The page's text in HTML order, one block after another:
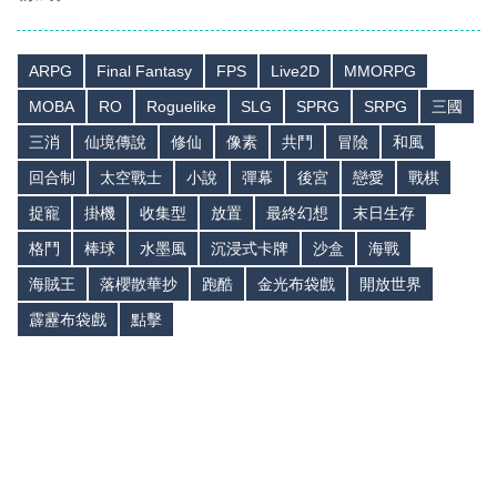
ARPG Final Fantasy FPS Live2D
MMORPG
MOBA
RO Roguelike SLG SPRG SRPG
三國
三消
仙境傳說 修仙 像素 共鬥 冒險
和風
回合制
太空戰士 小說 彈幕 後宮 戀愛
戰棋
捉寵
掛機 收集型 放置 最終幻想
末日生存
格鬥
棒球 水墨風 沉浸式卡牌 沙盒
海戰
海賊王
落櫻散華抄 跑酷 金光布袋戲
開放世界
霹靂布袋戲
點擊